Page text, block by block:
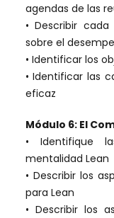
agendas de las
• Describir
sobre el
• Identificar los
• Identificar las
eficaz
Módulo 6: El
• Identifique
mentalidad Lean
• Describir los
para Lean
• Describir los